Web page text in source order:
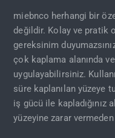
miebnco herhangi bir
değildir. Kolay ve pratik
gereksinim
çok kaplama alanında
uygulayabilirsiniz.
süre kaplanılan yüzeye
iş gücü ile kapladığınız
yüzeyine zarar